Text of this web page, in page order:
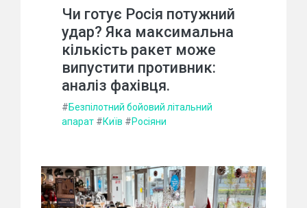
Чи готує Росія потужний
удар? Яка максимальна
кількість ракет може
випустити противник:
аналіз фахівця.
#Безпілотний бойовий літальний
апарат #Київ #Росіяни